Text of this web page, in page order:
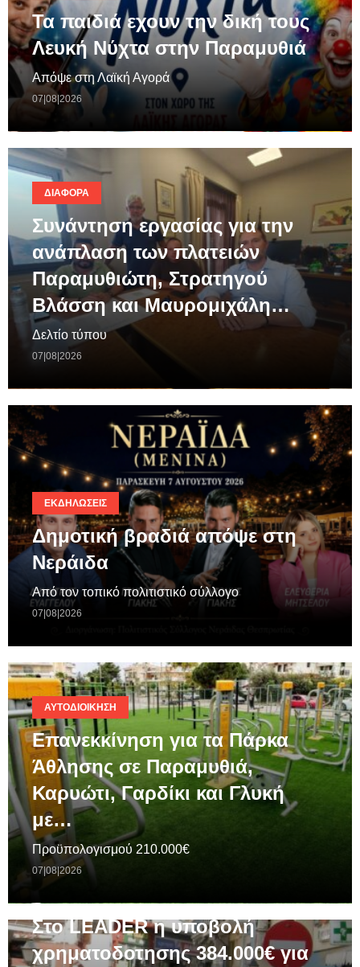
Τα παιδιά εχουν την δική τους
Λευκή Νύχτα στην Παραμυθιά
Απόψε στη Λαϊκή Αγορά
07|08|2026
ΔΙΆΦΟΡΑ
Συνάντηση εργασίας για την
ανάπλαση των πλατειών
Παραμυθιώτη, Στρατηγού
Βλάσση και Μαυρομιχάλη…
Δελτίο τύπου
07|08|2026
ΕΚΔΗΛΏΣΕΙΣ
Δημοτική βραδιά απόψε στη
Νεράιδα
Από τον τοπικό πολιτιστικό σύλλογο
07|08|2026
ΑΥΤΟΔΙΟΊΚΗΣΗ
Επανεκκίνηση για τα Πάρκα
Άθλησης σε Παραμυθιά,
Καρυώτι, Γαρδίκι και Γλυκή
με…
Προϋπολογισμού 210.000€
07|08|2026
Στο LEADER η υποβολή
χρηματοδοτησης 384.000€ για